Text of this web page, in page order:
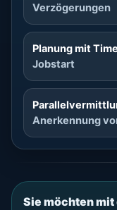
Verzögerungen
Planung mit
Jobstart
Anerkennung
Sie möchten